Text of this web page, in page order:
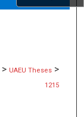
> UAEU Theses >
1215